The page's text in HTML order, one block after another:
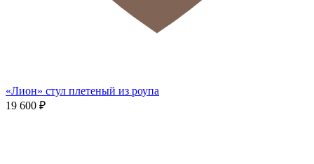
«Лион» стул плетеный из роупа
19 600 ₽